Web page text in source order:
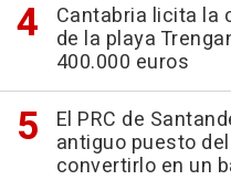
Cantabria licita la
de la playa
400.000 euros
El PRC de
antiguo puesto
convertirlo en un